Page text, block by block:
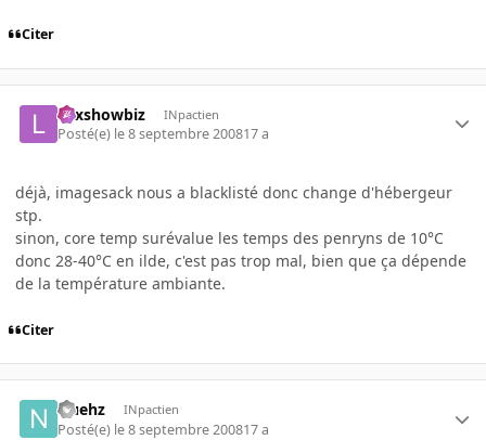
Citer
Lexshowbiz INpactien
Posté(e) le 8 septembre 200817 a
déjà, imagesack nous a blacklisté donc change d'hébergeur
stp.
sinon, core temp surévalue les temps des penryns de 10°C
donc 28-40°C en ilde, c'est pas trop mal, bien que ça dépende
de la température ambiante.
Citer
Nuehz INpactien
Posté(e) le 8 septembre 200817 a